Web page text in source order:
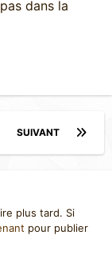
dans la
SUIVANT
plus tard. Si
pour publier